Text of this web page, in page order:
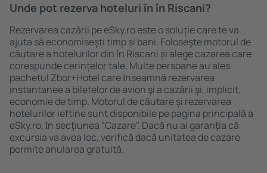
Unde pot rezerva hoteluri ȋn în Riscani?
Rezervarea cazării pe eSky.ro este o soluție care te va
ajuta să economiseşti timp și bani. Foloseşte motorul de
căutare a hotelurilor din în Riscani și alege cazarea care
corespunde cerințelor tale. Multe persoane au ales
pachetul Zbor+Hotel care ȋnseamnă rezervarea
instantanee a biletelor de avion şi a cazării şi, implicit,
economie de timp. Motorul de căutare și rezervarea
hotelurilor ieftine sunt disponibile pe pagina principală a
eSky.ro, ȋn secţiunea "Cazare". Dacă nu ai garanţia că
excursia va avea loc, verifică dacă unitatea de cazare
permite anularea gratuită.